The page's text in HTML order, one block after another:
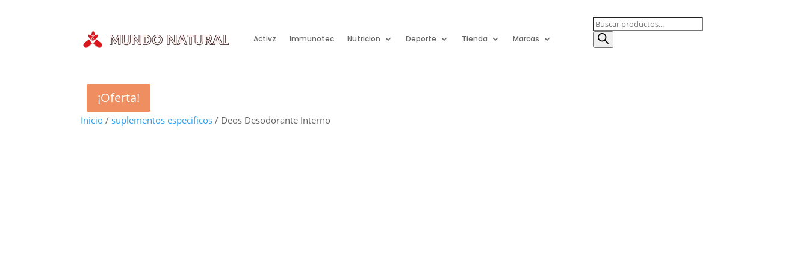
Activz Immunotec Nutricion Deporte Tienda Marcas
Búsqueda
de
Inicio / suplementos especificos / Deos Desodorante Interno
¡Oferta!
¡Oferta!
¡Oferta!
¡Oferta!